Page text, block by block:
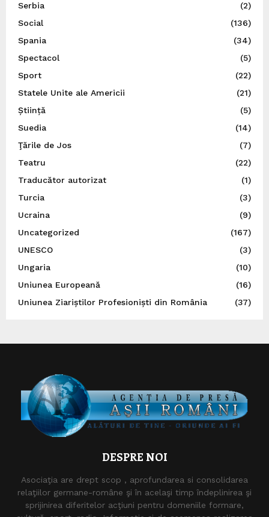
Serbia
(2)
Social
(136)
Spania
(34)
Spectacol
(5)
Sport
(22)
Statele Unite ale Americii
(21)
Știință
(5)
Suedia
(14)
Ţările de Jos
(7)
Teatru
(22)
Traducător autorizat
(1)
Turcia
(3)
Ucraina
(9)
Uncategorized
(167)
UNESCO
(3)
Ungaria
(10)
Uniunea Europeană
(16)
Uniunea Ziariștilor Profesioniști din România
(37)
DESPRE NOI
Asociaţia are drept scop , aprofundarea si consolidarea
relaţiilor germane-române şi în acelaşi timp îndeplinirea şi
sprijinirea diferitelor acţiuni pentru domeniile formare,